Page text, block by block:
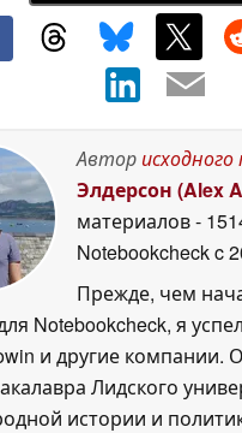
Автор
Элдерсон (Alex
материалов-
Notebookcheckc
Прежде, чем
Notebookcheck, я
и другие компании.
Лидского
истории и